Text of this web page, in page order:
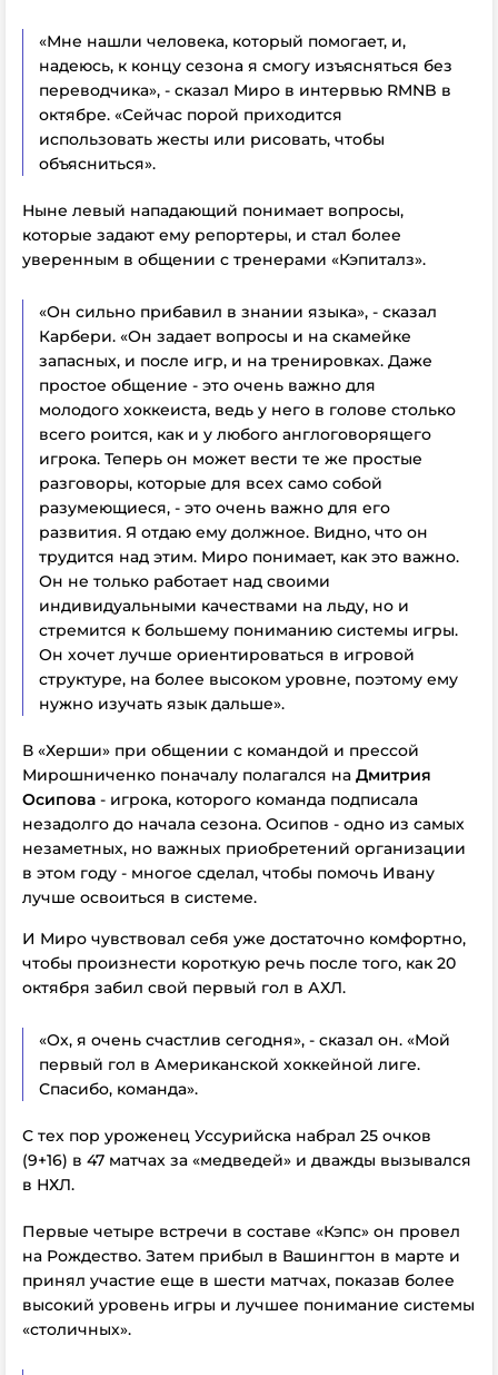
«Мне нашли человека, который помогает, и,
надеюсь, к концу сезона я смогу изъясняться без
переводчика», - сказал Миро в интервью RMNB в
октябре. «Сейчас порой приходится
использовать жесты или рисовать, чтобы
объясниться».
Ныне левый нападающий понимает вопросы,
которые задают ему репортеры, и стал более
уверенным в общении с тренерами «Кэпиталз».
«Он сильно прибавил в знании языка», - сказал
Карбери. «Он задает вопросы и на скамейке
запасных, и после игр, и на тренировках. Даже
простое общение - это очень важно для
молодого хоккеиста, ведь у него в голове столько
всего роится, как и у любого англоговорящего
игрока. Теперь он может вести те же простые
разговоры, которые для всех само собой
разумеющиеся, - это очень важно для его
развития. Я отдаю ему должное. Видно, что он
трудится над этим. Миро понимает, как это важно.
Он не только работает над своими
индивидуальными качествами на льду, но и
стремится к большему пониманию системы игры.
Он хочет лучше ориентироваться в игровой
структуре, на более высоком уровне, поэтому ему
нужно изучать язык дальше».
В «Херши» при общении с командой и прессой
Мирошниченко поначалу полагался на Дмитрия
Осипова - игрока, которого команда подписала
незадолго до начала сезона. Осипов - одно из самых
незаметных, но важных приобретений организации
в этом году - многое сделал, чтобы помочь Ивану
лучше освоиться в системе.
И Миро чувствовал себя уже достаточно комфортно,
чтобы произнести короткую речь после того, как 20
октября забил свой первый гол в АХЛ.
«Ох, я очень счастлив сегодня», - сказал он. «Мой
первый гол в Американской хоккейной лиге.
Спасибо, команда».
С тех пор уроженец Уссурийска набрал 25 очков
(9+16) в 47 матчах за «медведей» и дважды вызывался
в НХЛ.
Первые четыре встречи в составе «Кэпс» он провел
на Рождество. Затем прибыл в Вашингтон в марте и
принял участие еще в шести матчах, показав более
высокий уровень игры и лучшее понимание системы
«столичных».